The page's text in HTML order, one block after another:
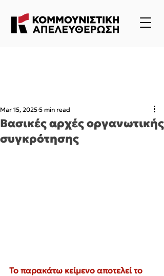
Βασικές αρχές οργανωτικής
συγκρότησης
Mar 15, 2025 5 min read
Το παρακάτω κείμενο αποτελεί το